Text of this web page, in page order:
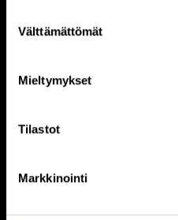
valinta
Välttämättömät
Mieltymykset
Tilastot
Markkinointi
Etusivu
Yhteystiedot